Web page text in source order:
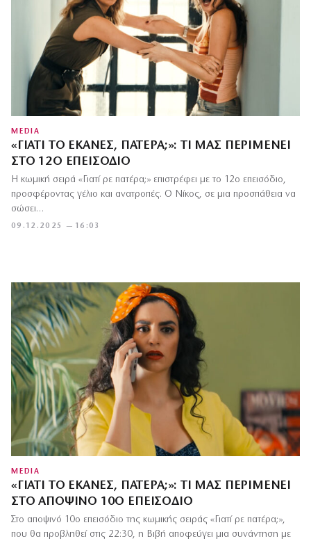
MEDIA
«ΓΙΑΤΊ ΤΟ ΈΚΑΝΕΣ, ΠΑΤΈΡΑ;»: ΤΙ ΜΑΣ ΠΕΡΙΜΈΝΕΙ
ΣΤΟ 12Ο ΕΠΕΙΣΌΔΙΟ
09.12.2025 — 16:03
Η κωμική σειρά «Γιατί ρε πατέρα;» επιστρέφει με το 12ο επεισόδιο,
προσφέροντας γέλιο και ανατροπές. Ο Νίκος, σε μια προσπάθεια να
σώσει…
MEDIA
«ΓΙΑΤΊ ΤΟ ΈΚΑΝΕΣ, ΠΑΤΈΡΑ;»: ΤΙ ΜΑΣ ΠΕΡΙΜΈΝΕΙ
ΣΤΟ ΑΠΟΨΙΝΌ 10Ο ΕΠΕΙΣΌΔΙΟ
Στο αποψινό 10ο επεισόδιο της κωμικής σειράς «Γιατί ρε πατέρα;»,
που θα προβληθεί στις 22:30, η Βιβή αποφεύγει μια συνάντηση με